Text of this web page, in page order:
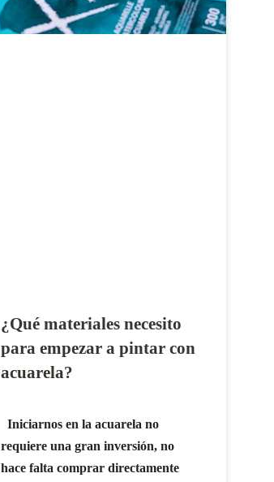
¿Qué materiales necesito
para empezar a pintar con
acuarela?
Iniciarnos en la acuarela no
requiere una gran inversión, no
hace falta comprar directamente